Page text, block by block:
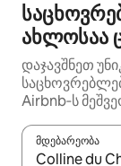
ახლოსაა
დაჯავშნეთ
Airbnb‑ს
მდებარეობა
როცა